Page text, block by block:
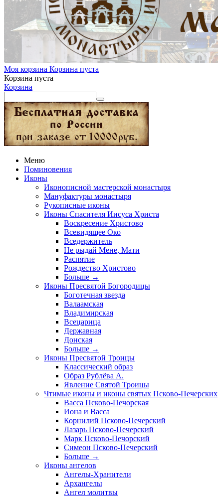
Моя корзина Корзина пуста
Корзина пуста
Корзина
Меню
Поминовения
Иконы
Иконописной мастерской монастыря
Мануфактуры монастыря
Рукописные иконы
Иконы Спасителя Иисуса Христа
Воскресение Христово
Всевидящее Око
Вседержитель
Не рыдай Мене, Мати
Распятие
Рождество Христово
Больше →
Иконы Пресвятой Богородицы
Боготечная звезда
Валаамская
Владимирская
Всецарица
Державная
Донская
Больше →
Иконы Пресвятой Троицы
Классический образ
Образ Рублёва А.
Явление Святой Троицы
Чтимые иконы и иконы святых Псково-Печерских
Васса Псково-Печорская
Иона и Васса
Корнилий Псково-Печерский
Лазарь Псково-Печерский
Марк Псково-Печорский
Симеон Псково-Печерский
Больше →
Иконы ангелов
Ангелы-Хранители
Архангелы
Ангел молитвы